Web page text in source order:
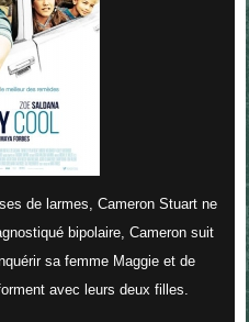
de larmes, Cameron Stuart ne
bipolaire, Cameron suit
sa femme Maggie et de
avec leurs deux filles.